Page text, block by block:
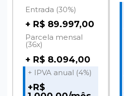
Entrada (30%)
+ R$ 89.997,00
Parcela mensal
(36x)
+ R$ 8.094,00
+ IPVA anual (4%)
+R$